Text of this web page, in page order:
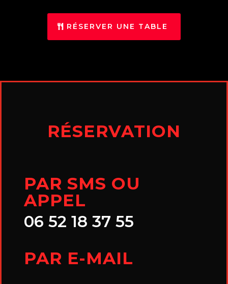
RÉSERVER UNE TABLE
RÉSERVATION
PAR SMS OU
APPEL
06 52 18 37 55
PAR E-MAIL